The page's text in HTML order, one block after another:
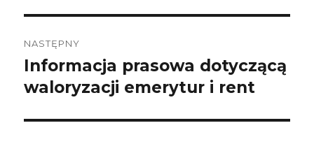
NASTĘPNY
Następny
wpis:
Informacja prasowa dotyczącą
waloryzacji emerytur i rent